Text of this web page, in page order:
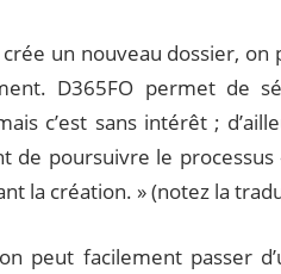
crée un nouveau dossier,
D365FO permet de
c’est sans intérêt ;
de poursuivre le
la création. » (notez la
peut facilement passer